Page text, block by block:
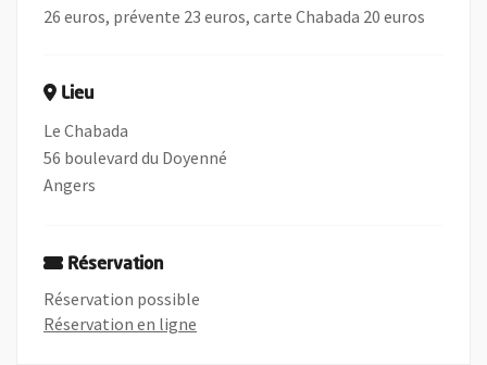
26 euros, prévente 23 euros, carte Chabada 20 euros
Lieu
Le Chabada
56 boulevard du Doyenné
Angers
Réservation
Réservation possible
Réservation en ligne